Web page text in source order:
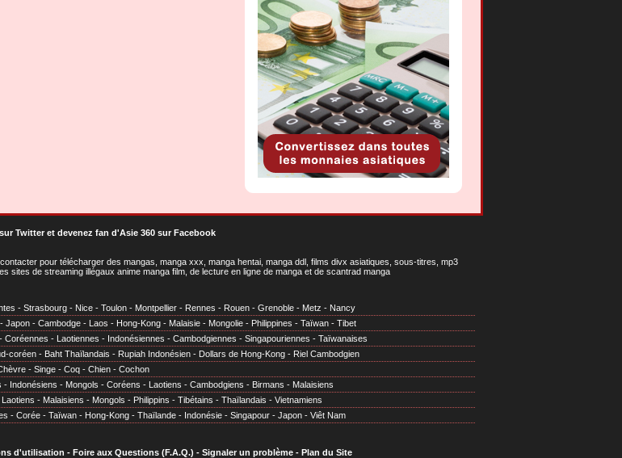
Twitteret devenez fan d'Asie 360 sur Facebook
contacter pour télécharger des mangas, manga xxx, manga hentai, manga ddl, films divx asiatiques, sous-titres, mp3
sites de streaming illégaux anime manga film, de lecture en ligne de manga et de scantrad manga
- Strasbourg - Nice - Toulon - Montpellier - Rennes - Rouen - Grenoble - Metz - Nancy
- Japon - Cambodge - Laos - Hong-Kong - Malaisie - Mongolie - Philippines - Taïwan - Tibet
- Coréennes - Laotiennes - Indonésiennes - Cambodgiennes - Singapouriennes - Taïwanaises
coréen - Baht Thaïlandais - Rupiah Indonésien - Dollars de Hong-Kong - Riel Cambodgien
- Singe - Coq - Chien - Cochon
- Indonésiens - Mongols - Coréens - Laotiens - Cambodgiens - Birmans - Malaisiens
Laotiens - Malaisiens - Mongols - Philippins - Tibétains - Thaïlandais - Vietnamiens
- Corée - Taïwan - Hong-Kong - Thaïlande - Indonésie - Singapour - Japon - Viêt Nam
d'utilisation - Foire aux Questions (F.A.Q.) - Signaler un problème- Plan du Site